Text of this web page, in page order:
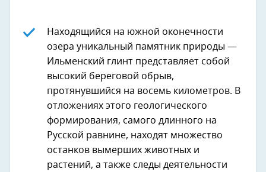
Находящийся на южной оконечности
озера уникальный памятник природы —
Ильменский глинт представляет собой
высокий береговой обрыв,
протянувшийся на восемь километров. В
отложениях этого геологического
формирования, самого длинного на
Русской равнине, находят множество
останков вымерших животных и
растений, а также следы деятельности